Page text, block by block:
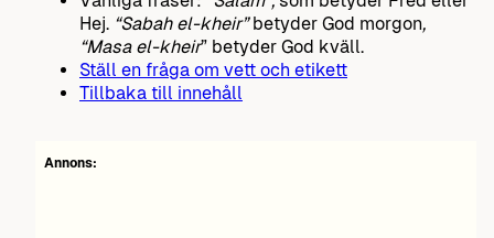
Hej. “Sabah el-kheir” betyder God morgon,
“Masa el-kheir” betyder God kväll.
Ställ en fråga om vett och etikett
Tillbaka till innehåll
Annons: